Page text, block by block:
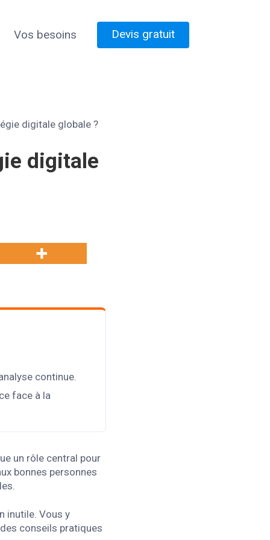
Vos besoins Devis gratuit
digitale globale ?
digitale
continue.
face à la
un rôle central pour
bonnes personnes
inutile. Vous y
conseils pratiques